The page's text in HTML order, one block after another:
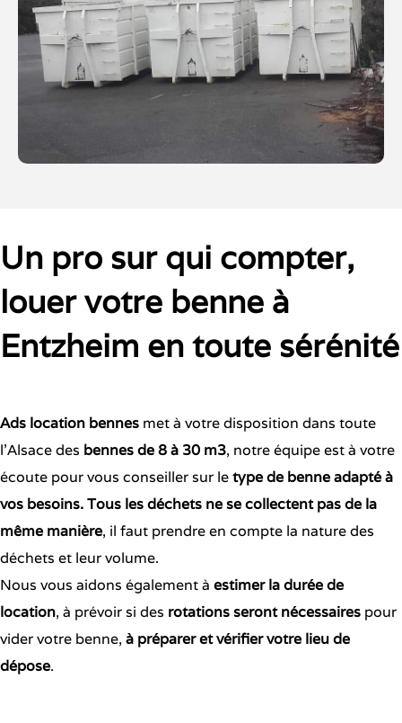
Un pro sur qui compter,
louer votre benne à
Entzheim en toute sérénité
Ads location bennes met à votre disposition dans toute
l’Alsace des bennes de 8 à 30 m3, notre équipe est à votre
écoute pour vous conseiller sur letype de benne adapté à
vos besoins. Tous les déchets ne se collectent pas de la
même manière, il faut prendre en compte la nature des
déchets et leur volume.
Nous vous aidons également à estimer la durée de
location, à prévoir si des rotations seront nécessaires pour
vider votre benne, à préparer et vérifier votre lieu de
dépose.